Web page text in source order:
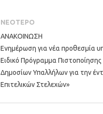
ΝΕΟΤΕΡΟ
ΑΝΑΚΟΙΝΩΣΗ
Ενημέρωση για νέα προθεσμία
Ειδικό Πρόγραμμα
Δημοσίων Υπαλλήλων για την
Επιτελικών Στελεχών»